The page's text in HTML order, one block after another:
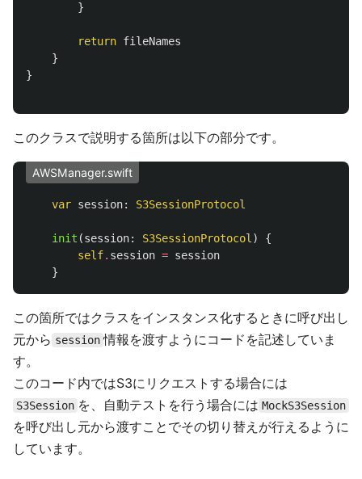
}
return fileNames
}
}
このクラスで説明する箇所は以下の部分です。
AWSManager.swift
var session: S3SessionProtocol
init (session: S3SessionProtocol )
{
self. session = session
}
この箇所ではクラスをインスタンス化するときに呼び出し
元から session 情報を渡すようにコードを記述していま
す。
このコード内ではS3にリクエストする場合には
S3Session を、自動テストを行う場合には MockS3Session
を呼び出し元から渡すことでその切り替えが行えるように
しています。